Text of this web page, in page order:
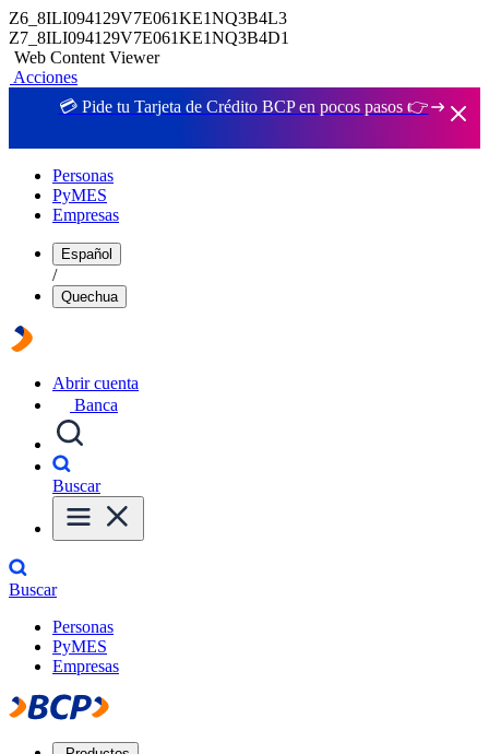
Z6_8ILI094129V7E061KE1NQ3B4L3
Z7_8ILI094129V7E061KE1NQ3B4D1
Web Content Viewer
Acciones
💳 Pide tu Tarjeta de Crédito BCP en pocos pasos 👉
Personas
PyMES
Empresas
Español
/
Quechua
Abrir cuenta
Banca
Buscar
Buscar
Personas
PyMES
Empresas